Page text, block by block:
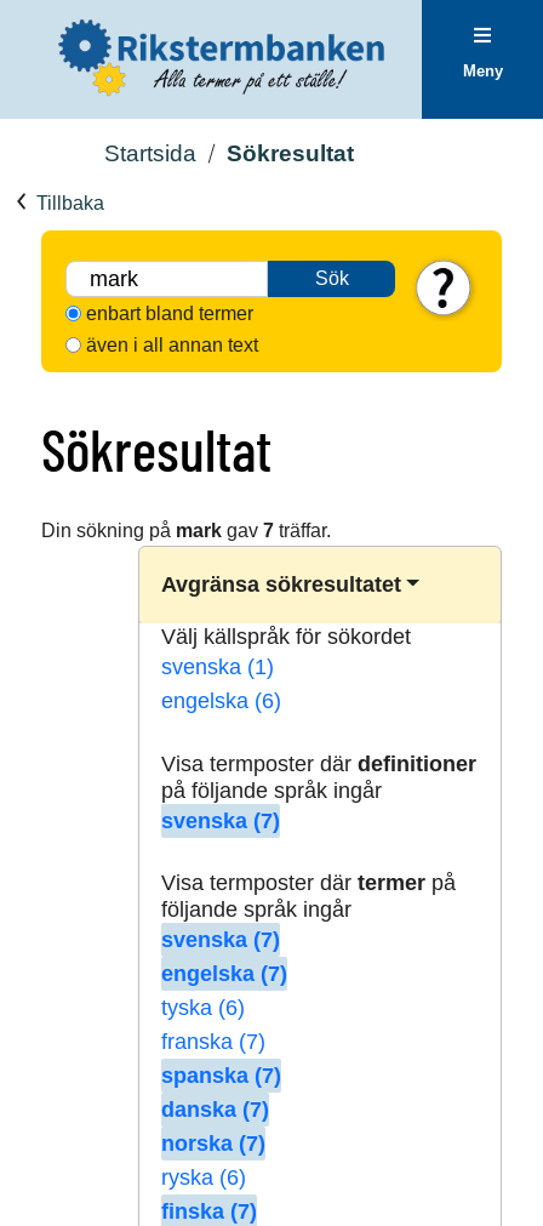
Meny
Startsida Sökresultat
Tillbaka
Sök
enbart bland termer
även i all annan text
Sökresultat
Din sökning på markgav 7träffar.
Avgränsa sökresultatet
Välj källspråk för sökordet
svenska (1)
engelska (6)
Visa termposter där definitioner
på följande språk ingår
svenska (7)
Visa termposter där termerpå
följande språk ingår
svenska (7)
engelska (7)
tyska (6)
franska (7)
spanska (7)
danska (7)
norska (7)
ryska (6)
finska (7)